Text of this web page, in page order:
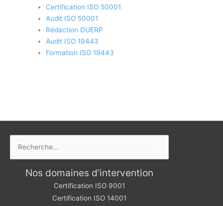
Certification ISO 50001
Audit ISO 50001
Rédaction DUERP
Audit ISO 19443
Formation ISO 19443
Nos domaines d’intervention
Certification ISO 9001
Certification ISO 14001